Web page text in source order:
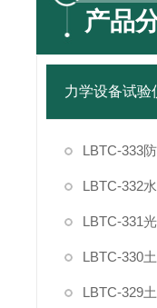
产品
力学设备试验